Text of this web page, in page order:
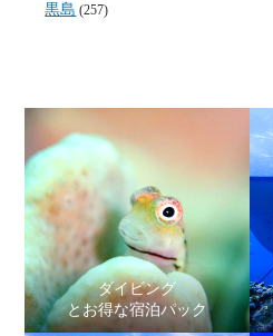
黒島 (257)
ダイビング
とお得な宿泊パック